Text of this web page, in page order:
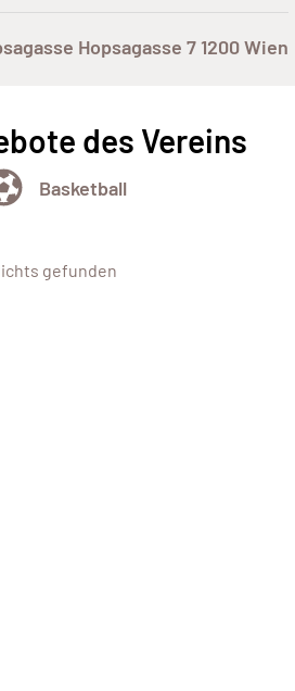
Hopsagasse 7 1200 Wien
des Vereins
Basketball
gefunden